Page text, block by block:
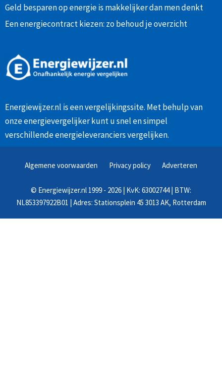
Geld besparen op energie is makkelijker dan men denkt
Een energiecontract kiezen: zo behoud je overzicht
Energiewijzer.nl is een vergelijkingssite. Met behulp van
onzeenergievergelijkerkunt u snel en simpel
verschillende energieleveranciers vergelijken.
Algemene voorwaarden Privacy policy Adverteren
© Energiewijzer.nl 1999 - 2026 | KvK: 63002744 | BTW:
NL853397922B01 | Adres: Stationsplein 45 3013 AK, Rotterdam